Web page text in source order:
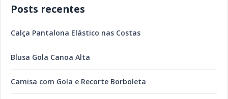
Posts recentes
Calça Pantalona Elástico nas Costas
Blusa Gola Canoa Alta
Camisa com Gola e Recorte Borboleta